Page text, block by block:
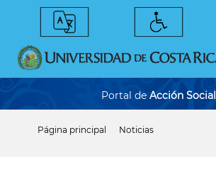
Portal de Acción Social
Página principal Noticias